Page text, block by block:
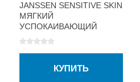
JANSSEN SENSITIVE SKIN
МЯГКИЙ
УСПОКАИВАЮЩИЙ
ТОНИК 200МЛ